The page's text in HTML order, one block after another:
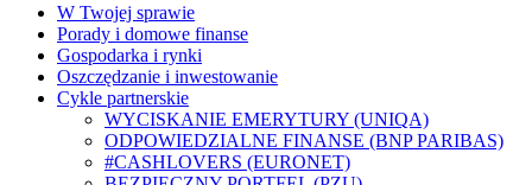
W Twojej sprawie
Porady i domowe finanse
Gospodarka i rynki
Oszczędzanie i inwestowanie
Cykle partnerskie
WYCISKANIE EMERYTURY (UNIQA)
ODPOWIEDZIALNE FINANSE (BNP PARIBAS)
#CASHLOVERS (EURONET)